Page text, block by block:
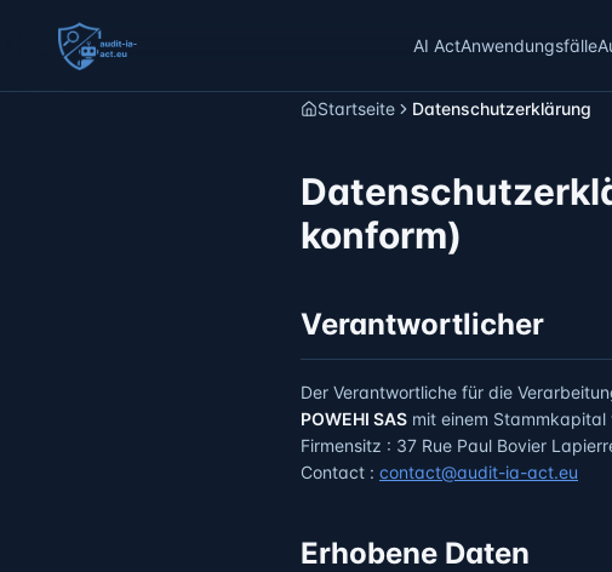
AI ActAnwendungsfälle
Startseite Datenschutzerklärung
konform)
Verantwortlicher
Der Verantwortliche für die
POWEHI SAS mit einem Stammkapital
Firmensitz : 37 Rue Paul Bovier
Contact : contact@audit-ia-act.eu
Erhobene Daten